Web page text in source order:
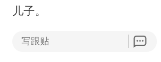
儿子。
是的，这本绘本讲的是“伤心”。
写跟贴